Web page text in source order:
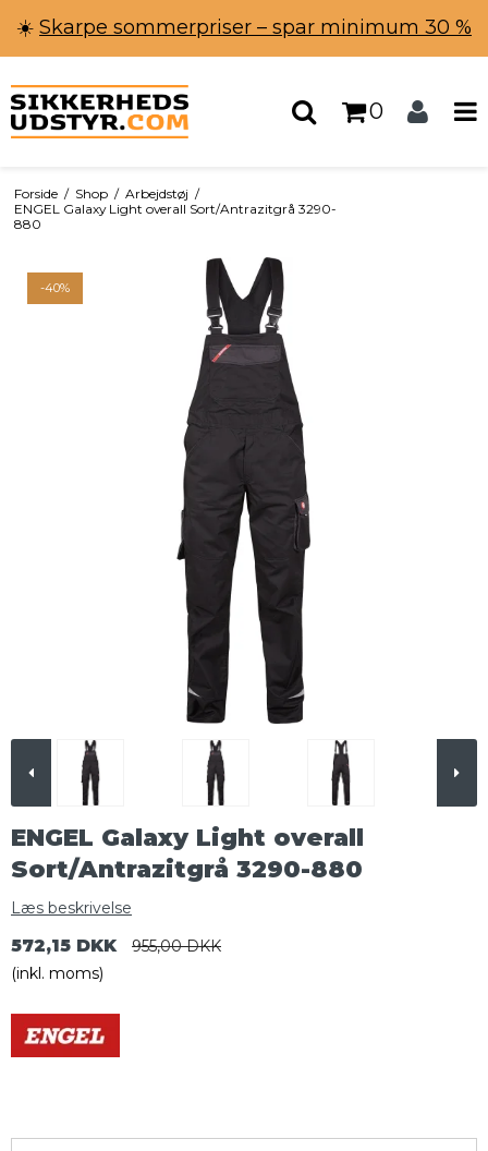
☀️ Skarpe sommerpriser – spar minimum 30 %
0
Forside / Shop / Arbejdstøj /
ENGEL Galaxy Light overall Sort/Antrazitgrå 3290-
880
-40%
ENGEL Galaxy Light overall
Sort/Antrazitgrå 3290-880
Læs beskrivelse
572,15 DKK
955,00 DKK
(inkl. moms)